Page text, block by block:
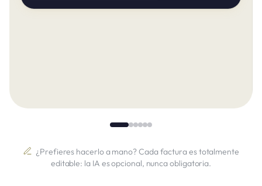
¿Prefieres hacerlo a mano? Cada factura es totalmente
editable: la IA es opcional, nunca obligatoria.